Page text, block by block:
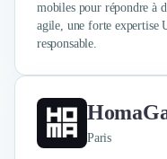
mobiles pour répondre à
agile, une forte expertise
responsable.
Paris